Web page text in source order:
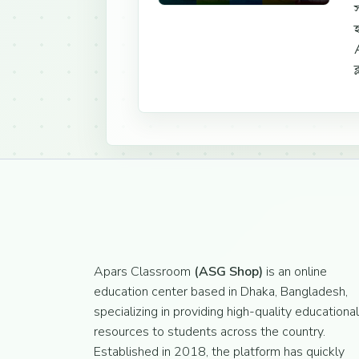
Apars Classroom (ASG Shop) is an online
education center based in Dhaka, Bangladesh,
specializing in providing high-quality educational
resources to students across the country.
Established in 2018, the platform has quickly